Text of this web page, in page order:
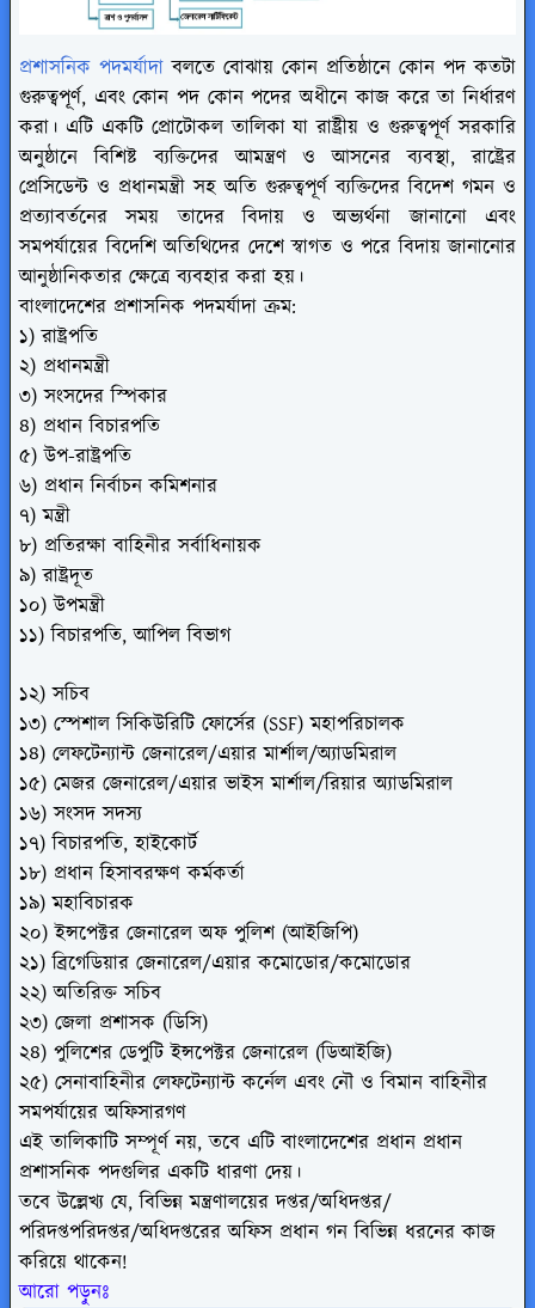
প্রশাসনিক পদমর্যাদা বলতে বোঝায় কোন প্রতিষ্ঠানে কোন পদ কতটা
গুরুত্বপূর্ণ, এবং কোন পদ কোন পদের অধীনে কাজ করে তা নির্ধারণ
করা। এটি একটি প্রোটোকল তালিকা যা রাষ্ট্রীয় ও গুরুত্বপূর্ণ সরকারি
অনুষ্ঠানে বিশিষ্ট ব্যক্তিদের আমন্ত্রণ ও আসনের ব্যবস্থা, রাষ্ট্রের
প্রেসিডেন্ট ও প্রধানমন্ত্রী সহ অতি গুরুত্বপূর্ণ ব্যক্তিদের বিদেশ গমন ও
প্রত্যাবর্তনের সময় তাদের বিদায় ও অভ্যর্থনা জানানো এবং
সমপর্যায়ের বিদেশি অতিথিদের দেশে স্বাগত ও পরে বিদায় জানানোর
আনুষ্ঠানিকতার ক্ষেত্রে ব্যবহার করা হয়।
বাংলাদেশের প্রশাসনিক পদমর্যাদা ক্রম:
১) রাষ্ট্রপতি
২) প্রধানমন্ত্রী
৩) সংসদের স্পিকার
৪) প্রধান বিচারপতি
৫) উপ-রাষ্ট্রপতি
৬) প্রধান নির্বাচন কমিশনার
৭) মন্ত্রী
৮) প্রতিরক্ষা বাহিনীর সর্বাধিনায়ক
৯) রাষ্ট্রদূত
১০) উপমন্ত্রী
১১) বিচারপতি, আপিল বিভাগ
১২) সচিব
১৩) স্পেশাল সিকিউরিটি ফোর্সের (SSF) মহাপরিচালক
১৪) লেফটেন্যান্ট জেনারেল/এয়ার মার্শাল/অ্যাডমিরাল
১৫) মেজর জেনারেল/এয়ার ভাইস মার্শাল/রিয়ার অ্যাডমিরাল
১৬) সংসদ সদস্য
১৭) বিচারপতি, হাইকোর্ট
১৮) প্রধান হিসাবরক্ষণ কর্মকর্তা
১৯) মহাবিচারক
২০) ইন্সপেক্টর জেনারেল অফ পুলিশ (আইজিপি)
২১) ব্রিগেডিয়ার জেনারেল/এয়ার কমোডোর/কমোডোর
২২) অতিরিক্ত সচিব
২৩) জেলা প্রশাসক (ডিসি)
২৪) পুলিশের ডেপুটি ইন্সপেক্টর জেনারেল (ডিআইজি)
২৫) সেনাবাহিনীর লেফটেন্যান্ট কর্নেল এবং নৌ ও বিমান বাহিনীর
সমপর্যায়ের অফিসারগণ
এই তালিকাটি সম্পূর্ণ নয়, তবে এটি বাংলাদেশের প্রধান প্রধান
প্রশাসনিক পদগুলির একটি ধারণা দেয়।
তবে উল্লেখ্য যে, বিভিন্ন মন্ত্রণালয়ের দপ্তর/অধিদপ্তর/
পরিদপ্তপরিদপ্তর/অধিদপ্তরের অফিস প্রধান গন বিভিন্ন ধরনের কাজ
করিয়ে থাকেন!
আরো পড়ুনঃ